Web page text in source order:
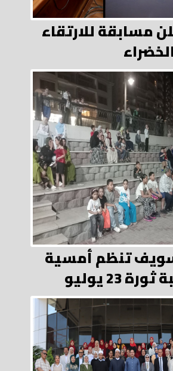
مسابقة للارتقاء
تنظم أمسية
23 يوليو